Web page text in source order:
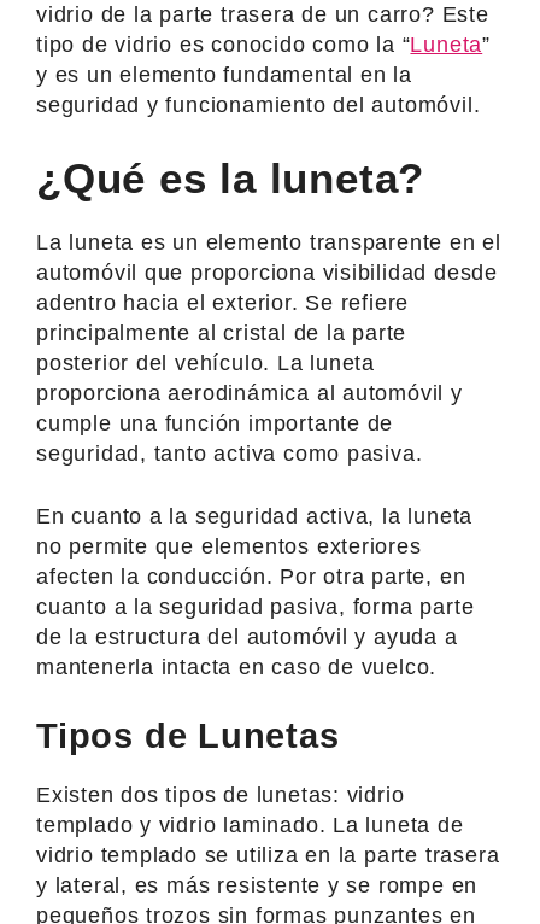
vidrio de la parte trasera de un carro? Este
tipo de vidrio es conocido como la “Luneta”
y es un elemento fundamental en la
seguridad y funcionamiento del automóvil.
¿Qué es la luneta?
La luneta es un elemento transparente en el
automóvil que proporciona visibilidad desde
adentro hacia el exterior. Se refiere
principalmente al cristal de la parte
posterior del vehículo. La luneta
proporciona aerodinámica al automóvil y
cumple una función importante de
seguridad, tanto activa como pasiva.
En cuanto a la seguridad activa, la luneta
no permite que elementos exteriores
afecten la conducción. Por otra parte, en
cuanto a la seguridad pasiva, forma parte
de la estructura del automóvil y ayuda a
mantenerla intacta en caso de vuelco.
Tipos de Lunetas
Existen dos tipos de lunetas: vidrio
templado y vidrio laminado. La luneta de
vidrio templado se utiliza en la parte trasera
y lateral, es más resistente y se rompe en
pequeños trozos sin formas punzantes en